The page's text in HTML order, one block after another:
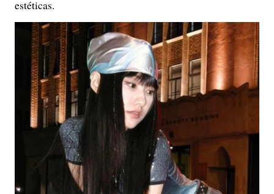
estéticas.